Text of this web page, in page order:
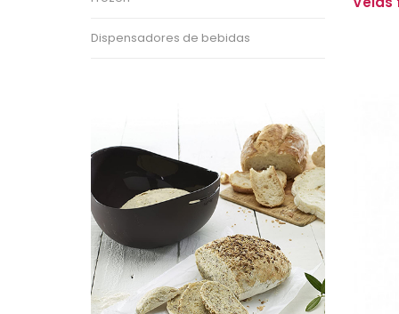
Dispensadores de bebidas